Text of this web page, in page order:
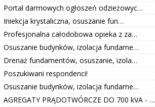
Portal darmowych ogłoszeń odzieżowyc…
Iniekcja krystaliczna, osuszanie fun…
Profesjonalna całodobowa opieka z za…
Osuszanie budynków, izolacja fundame…
Drenaż fundamentów, osuszanie, izola…
Poszukiwani respondenci!
Osuszanie budynków, izolacja fundame…
AGREGATY PRĄDOTWÓRCZE DO 700 kVA - …